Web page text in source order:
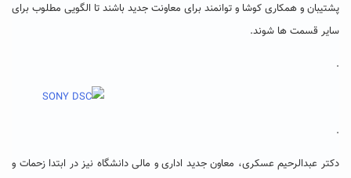
پشتیبان و همکاری کوشا و توانمند برای معاونت جدید باشند تا الگویی مطلوب برای
سایر قسمت ها شوند.
.
.
دکتر عبدالرحیم عسکری، معاون جدید اداری و مالی دانشگاه نیز در ابتدا زحمات و